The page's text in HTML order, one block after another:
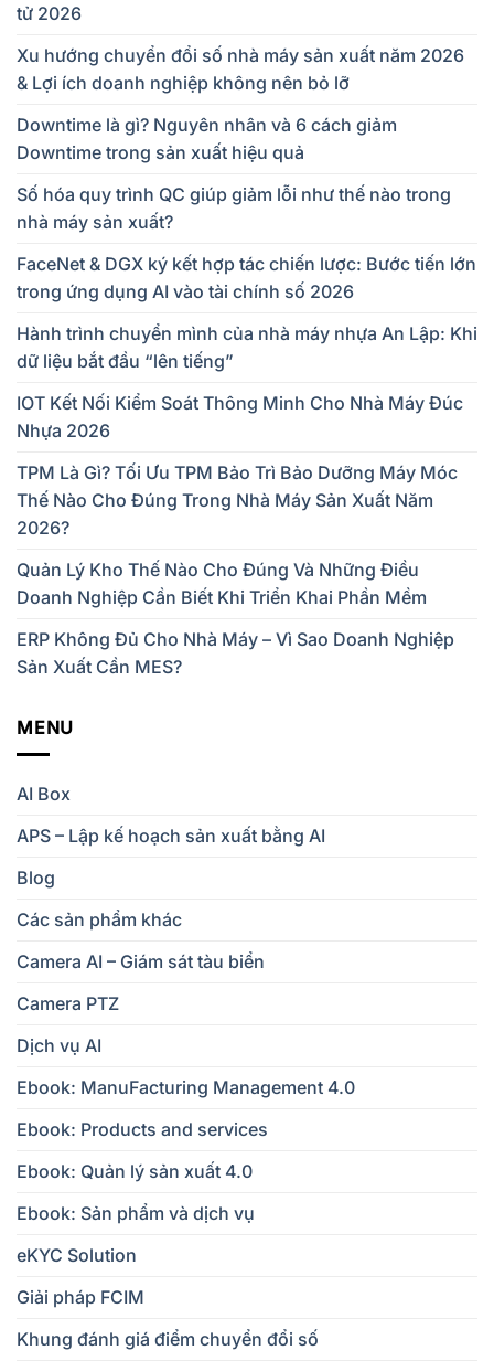
tử 2026
Xu hướng chuyển đổi số nhà máy sản xuất năm 2026
& Lợi ích doanh nghiệp không nên bỏ lỡ
Downtime là gì? Nguyên nhân và 6 cách giảm
Downtime trong sản xuất hiệu quả
Số hóa quy trình QC giúp giảm lỗi như thế nào trong
nhà máy sản xuất?
FaceNet & DGX ký kết hợp tác chiến lược: Bước tiến lớn
trong ứng dụng AI vào tài chính số 2026
Hành trình chuyển mình của nhà máy nhựa An Lập: Khi
dữ liệu bắt đầu “lên tiếng”
IOT Kết Nối Kiểm Soát Thông Minh Cho Nhà Máy Đúc
Nhựa 2026
TPM Là Gì? Tối Ưu TPM Bảo Trì Bảo Dưỡng Máy Móc
Thế Nào Cho Đúng Trong Nhà Máy Sản Xuất Năm
2026?
Quản Lý Kho Thế Nào Cho Đúng Và Những Điều
Doanh Nghiệp Cần Biết Khi Triển Khai Phần Mềm
ERP Không Đủ Cho Nhà Máy – Vì Sao Doanh Nghiệp
Sản Xuất Cần MES?
MENU
AI Box
APS – Lập kế hoạch sản xuất bằng AI
Blog
Các sản phẩm khác
Camera AI – Giám sát tàu biển
Camera PTZ
Dịch vụ AI
Ebook: ManuFacturing Management 4.0
Ebook: Products and services
Ebook: Quản lý sản xuất 4.0
Ebook: Sản phẩm và dịch vụ
eKYC Solution
Giải pháp FCIM
Khung đánh giá điểm chuyển đổi số